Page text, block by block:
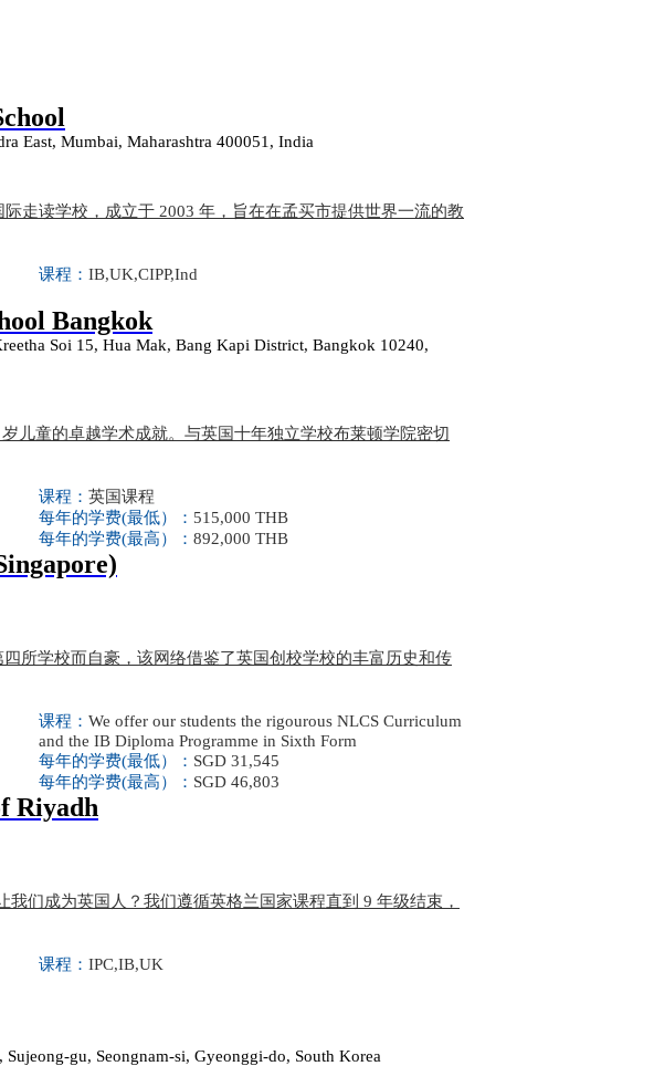
East, Mumbai, Maharashtra 400051, India
走读学校，成立于 2003 年，旨在在孟买市提供世界一流的教
课程： IB,UK,CIPP,Ind
Bangkok
Soi 15, Hua Mak, Bang Kapi District, Bangkok 10240,
儿童的卓越学术成就。与英国十年独立学校布莱顿学院密切
课程： 英国课程
每年的学费(最低）： 515,000 THB
每年的学费(最高）： 892,000 THB
所学校而自豪，该网络借鉴了英国创校学校的丰富历史和传
课程： We offer our students the rigourous NLCS Curriculum
and the IB Diploma Programme in Sixth Form
每年的学费(最低）： SGD 31,545
每年的学费(最高）： SGD 46,803
Riyadh
们成为英国人？我们遵循英格兰国家课程直到 9 年级结束，
课程： IPC,IB,UK
gu, Seongnam-si, Gyeonggi-do, South Korea